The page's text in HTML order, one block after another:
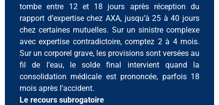
tombe entre 12 et 18 jours après réception du
rapport d’expertise chez AXA, jusqu’à 25 à 40 jours
chez certaines mutuelles. Sur un sinistre complexe
avec expertise contradictoire, comptez 2 à 4 mois.
Sur un corporel grave, les provisions sont versées au
fil de l’eau, le solde final intervient quand la
consolidation médicale est prononcée, parfois 18
mois après l’accident.
Le recours subrogatoire